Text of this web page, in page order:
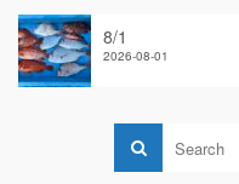
8/1
2026-08-01